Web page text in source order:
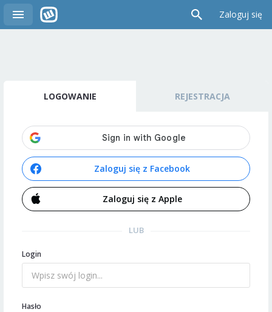
Zaloguj się
LOGOWANIE REJESTRACJA
Zaloguj się z Facebook
Zaloguj się z Apple
LUB
Login
Hasło